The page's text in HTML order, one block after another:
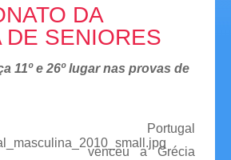
DA
DE SENIORES
11º e 26º lugar nas provas de
Portugal
venceu a Grécia